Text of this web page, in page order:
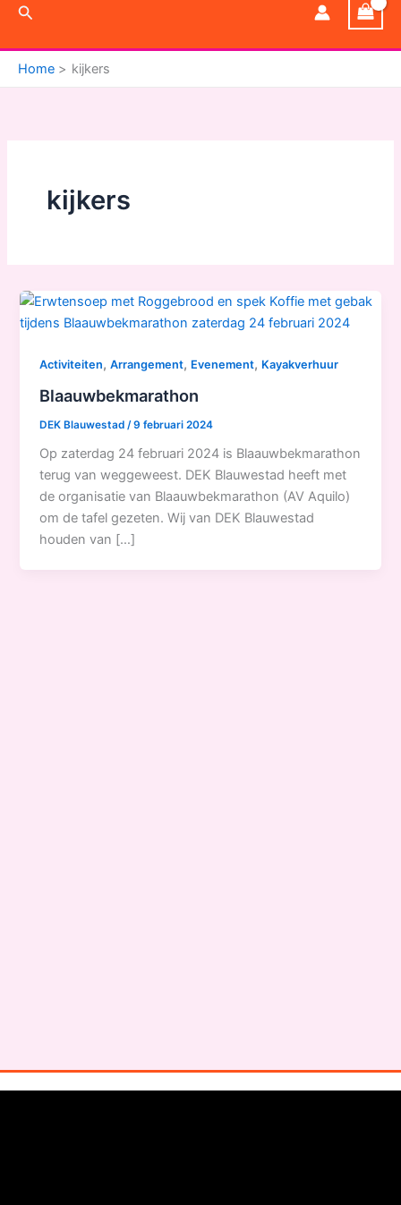
Zoeken
Home kijkers
kijkers
Activiteiten,Arrangement, Evenement, Kayakverhuur
Blaauwbekmarathon
DEK Blauwestad /9 februari 2024
Op zaterdag 24 februari 2024 is Blaauwbekmarathon
terug van weggeweest. DEK Blauwestad heeft met
de organisatie van Blaauwbekmarathon (AV Aquilo)
om de tafel gezeten. Wij van DEK Blauwestad
houden van […]